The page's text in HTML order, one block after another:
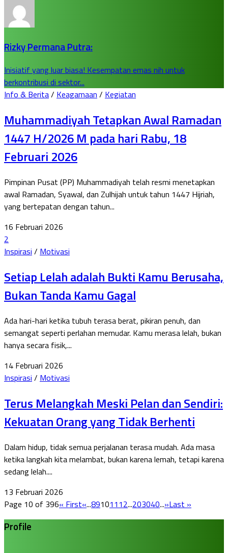
Rizky Permana Putra:
Inisiatif yang luar biasa! Kesempatan emas nih untuk
berkontribusi di sektor...
Info & Berita/ Keagamaan / Kegiatan
Muhammadiyah Tetapkan Awal Ramadan
1447 H/2026 M pada hari Rabu, 18
Februari 2026
Pimpinan Pusat (PP) Muhammadiyah telah resmi menetapkan
awal Ramadan, Syawal, dan Zulhijah untuk tahun 1447 Hijriah,
yang bertepatan dengan tahun...
16 Februari 2026
2
Inspirasi / Motivasi
Setiap Lelah adalah Bukti Kamu Berusaha,
Bukan Tanda Kamu Gagal
Ada hari-hari ketika tubuh terasa berat, pikiran penuh, dan
semangat seperti perlahan memudar. Kamu merasa lelah, bukan
hanya secara fisik,...
14 Februari 2026
Inspirasi / Motivasi
Terus Melangkah Meski Pelan dan Sendiri:
Kekuatan Orang yang Tidak Berhenti
Dalam hidup, tidak semua perjalanan terasa mudah. Ada masa
ketika langkah kita melambat, bukan karena lemah, tetapi karena
sedang lelah....
13 Februari 2026
Page 10 of 396« First«...89101112...203040...»Last »
Profile